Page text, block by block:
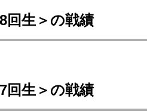
回生＞の戦績
回生＞の戦績